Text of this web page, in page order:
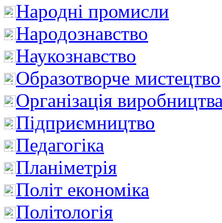
Народні промисли
Народознавство
Наукознавство
Образотворче мистецтво
Організація
Підприємництво
Педагогіка
Планіметрія
Політ економіка
Політологія